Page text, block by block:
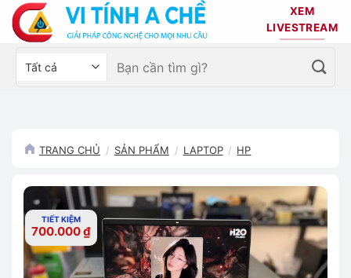
Bỏ
qua
nội
dung
XEM
LIVESTREAM
Chọn
Tìm
kiếm:
TRANG CHỦ / SẢN PHẨM / LAPTOP / HP
TIẾT KIỆM
700.000₫